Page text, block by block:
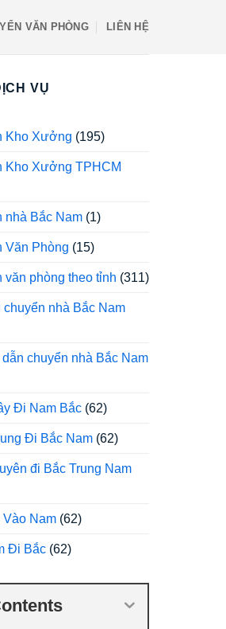
VĂN PHÒNG LIÊN HỆ
VỤ
Kho Xưởng (195)
Kho Xưởng TPHCM
nhà Bắc Nam(1)
Văn Phòng (15)
văn phòng theo tỉnh (311)
chuyển nhà Bắc Nam
chuyển nhà Bắc Nam
Đi Nam Bắc(62)
Đi Bắc Nam(62)
đi Bắc Trung Nam
Nam(62)
Đi Bắc(62)